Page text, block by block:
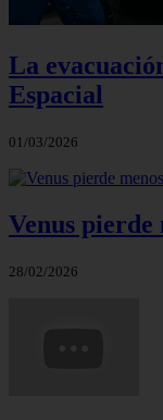
La
Espacial
01/03/2026
Venus
28/02/2026